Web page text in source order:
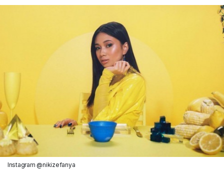
Instagram @nikizefanya